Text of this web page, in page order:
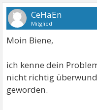
CeHaEn
Mitglied
Moin Biene,
ich kenne dein
nicht richtig
geworden.